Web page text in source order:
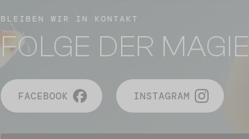
BLEIBEN WIR IN KONTAKT
FOLGE DER MAGIE
FACEBOOK INSTAGRAM